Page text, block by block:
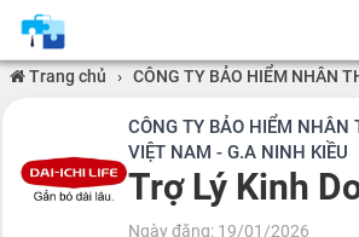
Trang chủ › CÔNG TY BẢO HIỂM NHÂN
CÔNG TY BẢO HIỂM NHÂN
VIỆT NAM - G.A NINH KIỀU
Trợ Lý Kinh
Ngày đăng: 19/01/2026